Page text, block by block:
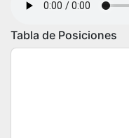
Tabla de Posiciones